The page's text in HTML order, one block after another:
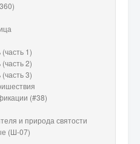
1)
2)
3)
(#38)
и природа святости
(Ш-07)